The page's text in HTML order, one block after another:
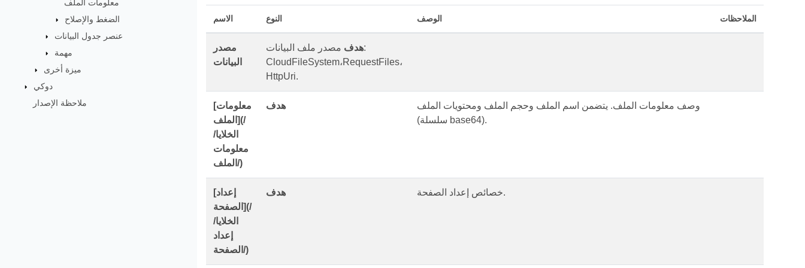
معلومات الملف
الضغط والإصلاح
عنصر جدول البيانات
مهمة
ميزة أخرى
دوكي
ملاحظة الإصدار
الاسم النوع الوصف الملاحظات
مصدر
البيانات
هدف مصدر ملف البيانات:
CloudFileSystem،RequestFiles،
HttpUri.
[معلومات
الملف](/
الخلايا/
معلومات
الملف/)
هدف
وصف معلومات الملف. يتضمن اسم الملف وحجم الملف ومحتويات الملف
(سلسلة base64).
[إعداد
الصفحة](/
الخلايا/
إعداد
الصفحة/)
هدف خصائص إعداد الصفحة.